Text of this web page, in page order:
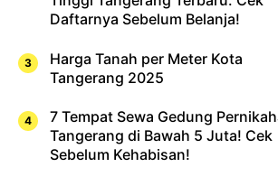
Daftarnya Sebelum Belanja!
Harga Tanah per Meter Kota
Tangerang 2025
7 Tempat Sewa Gedung
Tangerang di Bawah 5 Juta! Cek
Sebelum Kehabisan!